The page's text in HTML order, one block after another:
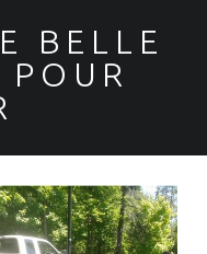
BELLE